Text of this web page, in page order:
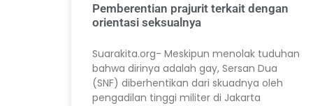
Pemberentian prajurit terkait dengan
orientasi seksualnya
Suarakita.org- Meskipun menolak tuduhan
bahwa dirinya adalah gay, Sersan Dua
(SNF) diberhentikan dari skuadnya oleh
pengadilan tinggi militer di Jakarta